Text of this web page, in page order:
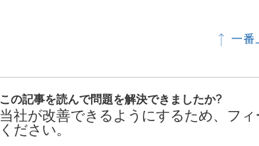
一番
この記事を読んで問題を解決できましたか?
当社が改善できるようにするため、フ
ください。